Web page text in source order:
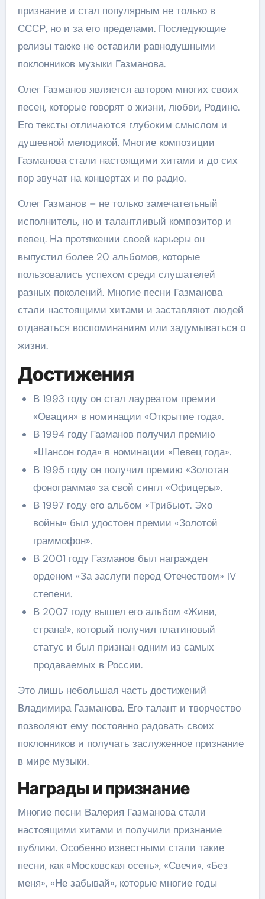
признание и стал популярным не только в
СССР, но и за его пределами. Последующие
релизы также не оставили равнодушными
поклонников музыки Газманова.
Олег Газманов является автором многих своих
песен, которые говорят о жизни, любви, Родине.
Его тексты отличаются глубоким смыслом и
душевной мелодикой. Многие композиции
Газманова стали настоящими хитами и до сих
пор звучат на концертах и по радио.
Олег Газманов – не только замечательный
исполнитель, но и талантливый композитор и
певец. На протяжении своей карьеры он
выпустил более 20 альбомов, которые
пользовались успехом среди слушателей
разных поколений. Многие песни Газманова
стали настоящими хитами и заставляют людей
отдаваться воспоминаниям или задумываться о
жизни.
Достижения
В 1993 году он стал лауреатом премии
«Овация» в номинации «Открытие года».
В 1994 году Газманов получил премию
«Шансон года» в номинации «Певец года».
В 1995 году он получил премию «Золотая
фонограмма» за свой сингл «Офицеры».
В 1997 году его альбом «Трибьют. Эхо
войны» был удостоен премии «Золотой
граммофон».
В 2001 году Газманов был награжден
орденом «За заслуги перед Отечеством» IV
степени.
В 2007 году вышел его альбом «Живи,
страна!», который получил платиновый
статус и был признан одним из самых
продаваемых в России.
Это лишь небольшая часть достижений
Владимира Газманова. Его талант и творчество
позволяют ему постоянно радовать своих
поклонников и получать заслуженное признание
в мире музыки.
Награды и признание
Многие песни Валерия Газманова стали
настоящими хитами и получили признание
публики. Особенно известными стали такие
песни, как «Московская осень», «Свечи», «Без
меня», «Не забывай», которые многие годы